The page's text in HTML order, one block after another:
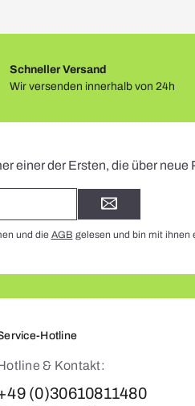
Schneller Versand
Wir versenden innerhalb von 24h
einer der Ersten, die über
und die AGB gelesen und bin mit ihnen
Hotline
& Kontakt:
(0)30610811480